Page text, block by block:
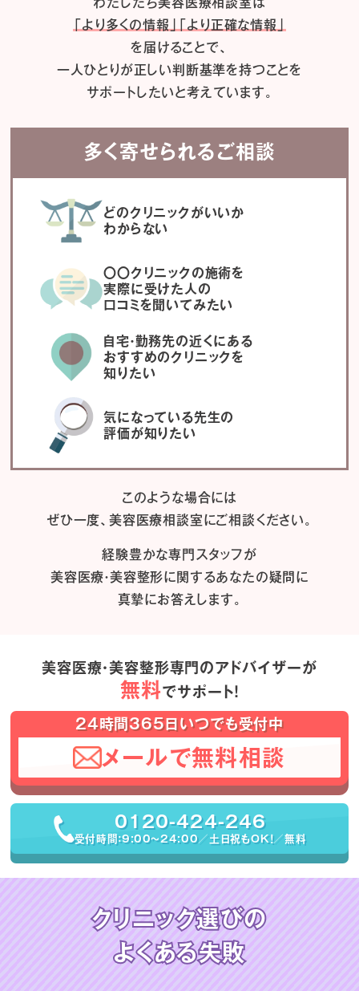
「より多くの情報」「より正確な情報」
を届けることで、
一人ひとりが正しい判断基準を持つことを
サポートしたいと考えています。
多く寄せられるご相談
どのクリニックがいいか
わからない
〇〇クリニックの施術を
実際に受けた人の
口コミを聞いてみたい
自宅・勤務先の近くにある
おすすめのクリニックを
知りたい
気になっている先生の
評価が知りたい
このような場合には
ぜひ一度、美容医療相談室にご相談ください。
経験豊かな専門スタッフが
美容医療・美容整形に関するあなたの疑問に
真摯にお答えします。
美容医療・美容整形専門のアドバイザーが
無料でサポート！
24時間365日いつでも受付中
メールで無料相談
0120-424-246
受付時間：9:00〜24:00／土日祝もOK！／無料
クリニック選びの
よくある失敗